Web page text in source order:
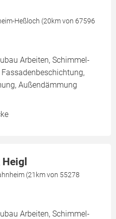
Heßloch (20km von 67596
Arbeiten, Schimmel-
Außendämmung
(21km von 55278
Arbeiten, Schimmel-